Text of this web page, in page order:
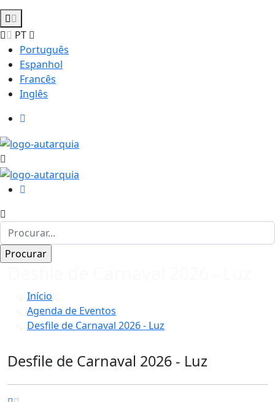
PT
Português
Espanhol
Francês
Inglês
Início
Agenda de Eventos
Desfile de Carnaval 2026 - Luz
Desfile de Carnaval 2026 - Luz